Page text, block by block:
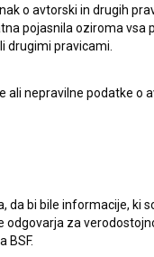
o avtorski in drugih
pojasnila oziroma
drugimi pravicami.
nepravilne podatke o
da bi bile informacije, ki
za
BSF.